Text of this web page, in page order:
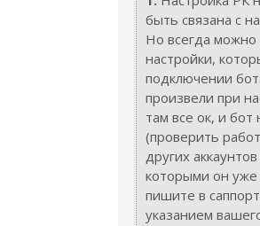
быть связана с
Но всегда можно
настройки,
подключении
произвели при
там все ок, и бот
(проверить
других
которыми он
пишите в
указанием